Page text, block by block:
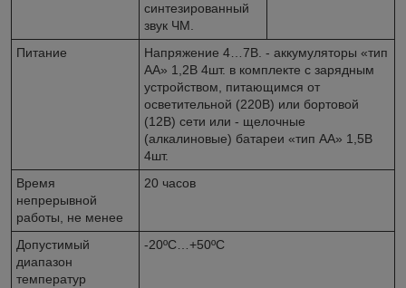
синтезированный
звук ЧМ.
Питание
Напряжение 4…7В. - аккумуляторы «тип
АА» 1,2В 4шт. в комплекте с зарядным
устройством, питающимся от
осветительной (220В) или бортовой
(12В) сети или - щелочные
(алкалиновые) батареи «тип АА» 1,5В
4шт.
Время
непрерывной
работы, не менее
20 часов
Допустимый
диапазон
температур
-20ºС…+50ºС